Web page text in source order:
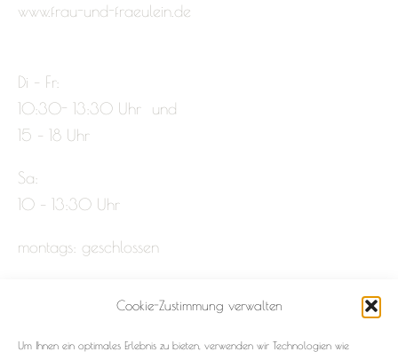
Cookie-Zustimmung verwalten
Um Ihnen ein optimales Erlebnis zu bieten, verwenden wir Technologien wie
www.frau-und-fraeulein.de
Di – Fr:
10:30- 13:30 Uhr und
15 – 18 Uhr
Sa:
10 – 13:30 Uhr
montags: geschlossen